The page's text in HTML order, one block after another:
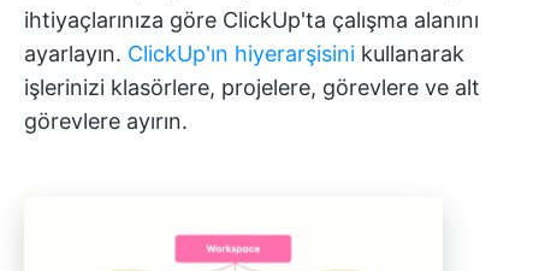
ihtiyaçlarınıza göre ClickUp'ta çalışma alanını
ayarlayın. ClickUp'ın hiyerarşisini kullanarak
işlerinizi klasörlere, projelere, görevlere ve alt
görevlere ayırın.